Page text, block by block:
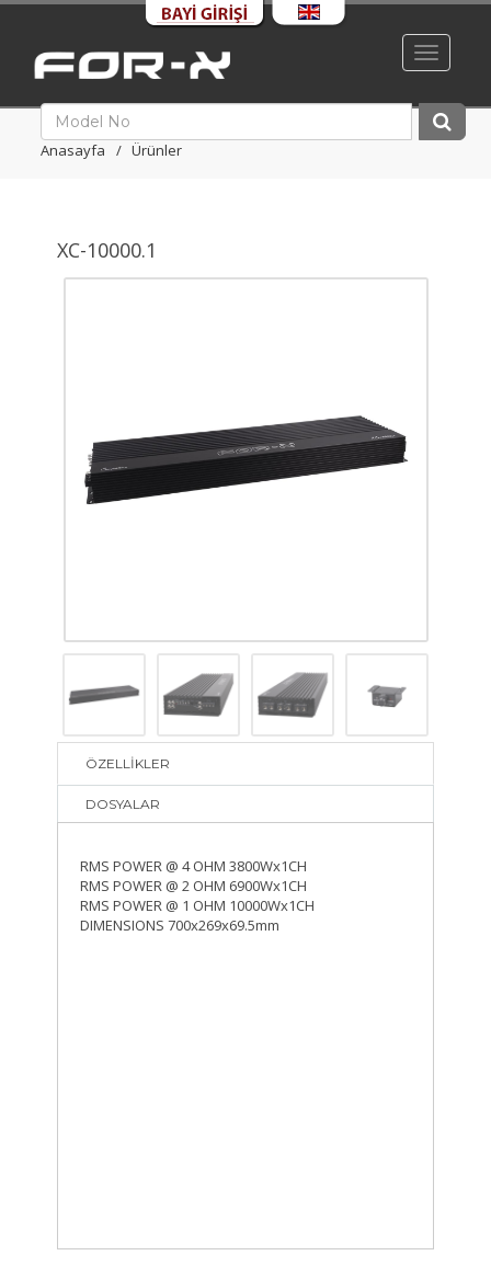
Toggle
Anasayfa Ürünler
XC-10000.1
ÖZELLİKLER
DOSYALAR
RMS POWER @ 4 OHM 3800Wx1CH
RMS POWER @ 2 OHM 6900Wx1CH
RMS POWER @ 1 OHM 10000Wx1CH
DIMENSIONS 700x269x69.5mm